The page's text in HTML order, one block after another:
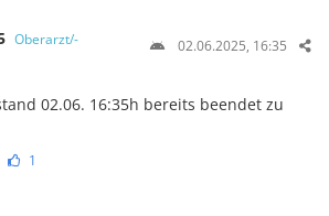
Oberarzt/-
02.06.2025, 16:35
02.06. 16:35h bereits beendet zu
1